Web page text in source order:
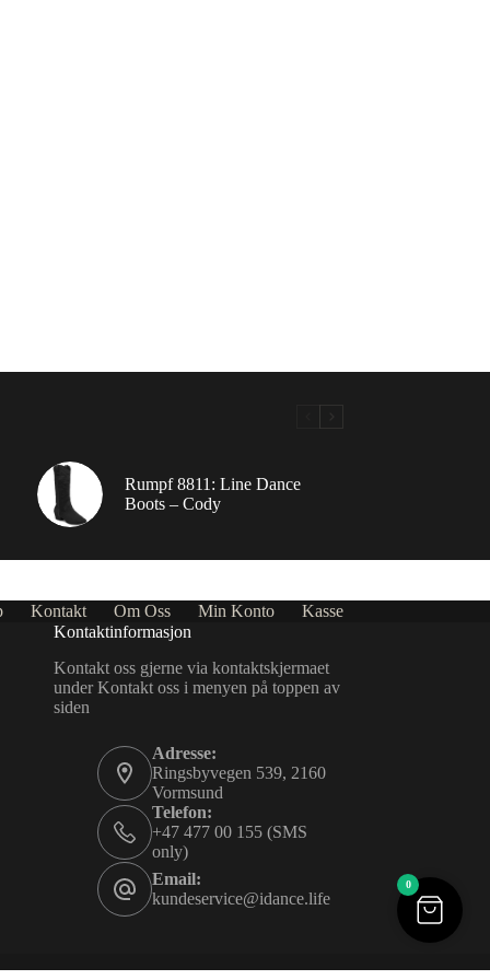
Rumpf 8811: Line Dance
Boots – Cody
Kontakt Om Oss Min Konto
Kasse
Kontaktinformasjon
Kontakt oss gjerne via kontaktskjermaet
under Kontakt oss i menyen på toppen av
siden
Adresse:
Ringsbyvegen 539, 2160
Vormsund
Telefon:
+47 477 00 155 (SMS
only)
Email:
kundeservice@idance.life
0